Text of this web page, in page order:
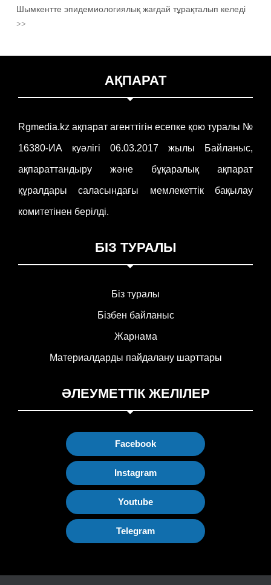
Шымкентте эпидемиологиялық жағдай тұрақталып келеді
>>
АҚПАРАТ
Rgmedia.kz ақпарат агенттігін есепке қою туралы №
16380-ИА куәлігі 06.03.2017 жылы Байланыс,
ақпараттандыру және бұқаралық ақпарат
құралдары саласындағы мемлекеттік бақылау
комитетінен берілді.
БІЗ ТУРАЛЫ
Біз туралы
Бізбен байланыс
Жарнама
Материалдарды пайдалану шарттары
ӘЛЕУМЕТТІК ЖЕЛІЛЕР
Facebook
Instagram
Youtube
Telegram